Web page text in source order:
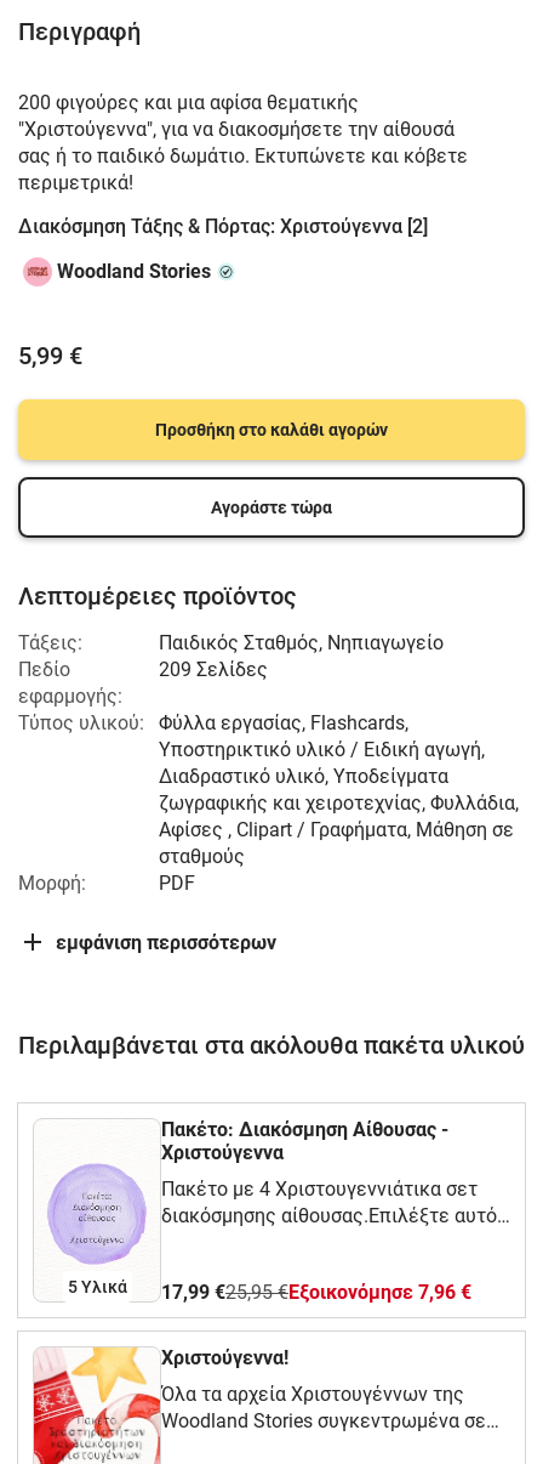
Περιγραφή
200 φιγούρες και μια αφίσα θεματικής
"Χριστούγεννα", για να διακοσμήσετε την αίθουσά
σας ή το παιδικό δωμάτιο. Εκτυπώνετε και κόβετε
περιμετρικά!
Διακόσμηση Τάξης & Πόρτας: Χριστούγεννα [2]
Woodland Stories
5,99 €
Προσθήκη στο καλάθι αγορών
Αγοράστε τώρα
Λεπτομέρειες προϊόντος
Τάξεις: Παιδικός Σταθμός, Νηπιαγωγείο
Πεδίο
εφαρμογής:
209 Σελίδες
Τύπος υλικού:
Φύλλα εργασίας, Flashcards,
Υποστηρικτικό υλικό / Ειδική αγωγή,
Διαδραστικό υλικό, Υποδείγματα
ζωγραφικής και χειροτεχνίας, Φυλλάδια,
Αφίσες , Clipart / Γραφήματα, Μάθηση σε
σταθμούς
Μορφή:
PDF
εμφάνιση περισσότερων
Περιλαμβάνεται στα ακόλουθα πακέτα υλικού
5 Υλικά
Πακέτο: Διακόσμηση Αίθουσας -
Χριστούγεννα
Πακέτο με 4 Χριστουγεννιάτικα σετ
διακόσμησης αίθουσας.Επιλέξτε αυτό
ξεχωριστά το κάθε σετ διακόσμησης.
17,99 €25,95 €Eξοικονόμησε 7,96 €
Χριστούγεννα!
Όλα τα αρχεία Χριστουγέννων της
Woodland Stories συγκεντρωμένα σε